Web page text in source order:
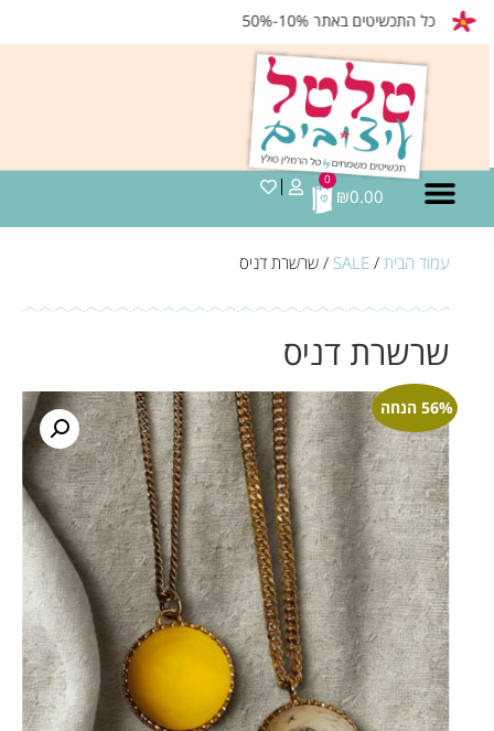
כל התכשיטים באתר 10%-50%
₪0.00
0
עמוד הבית/
SALE/ שרשרת דניס
שרשרת דניס
56% הנחה